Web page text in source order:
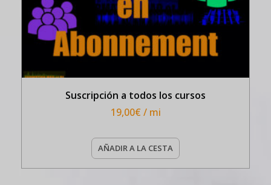
Suscripción a todos los cursos
19,00€ / mi
AÑADIR A LA CESTA